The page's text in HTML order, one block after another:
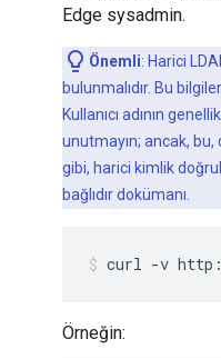
Edge sysadmin.
Önemli: Harici
bulunmalıdır. Bu
Kullanıcı adının
unutmayın; ancak, bu,
gibi, harici kimlik
bağlıdır dokümanı.
curl -v
Örneğin: